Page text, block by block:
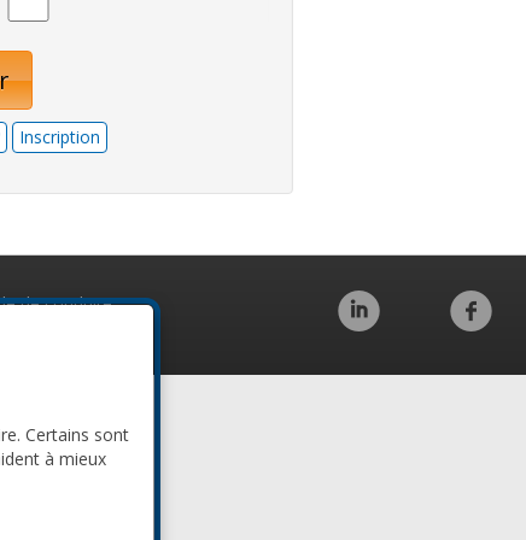
Inscription
de conduite
Certains sont
à mieux